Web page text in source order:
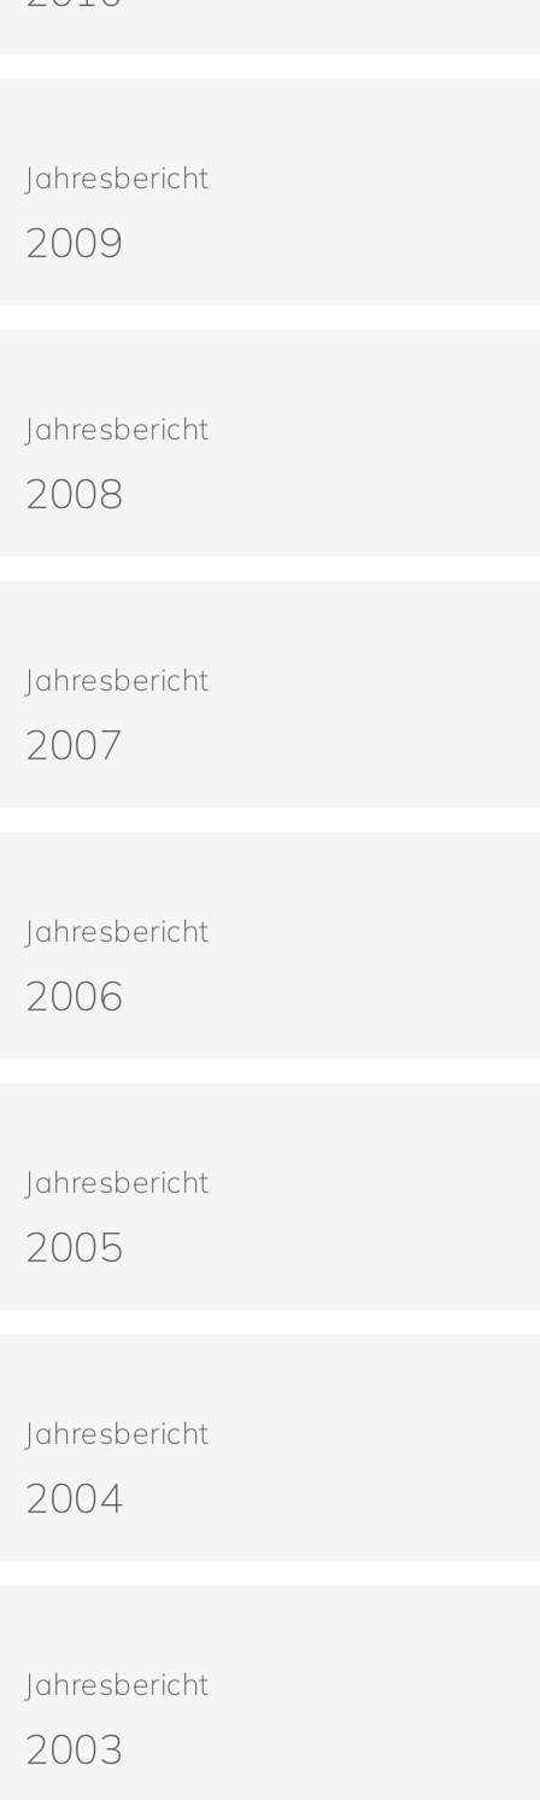
Jahresbericht
2009
Jahresbericht
2008
Jahresbericht
2007
Jahresbericht
2006
Jahresbericht
2005
Jahresbericht
2004
Jahresbericht
2003